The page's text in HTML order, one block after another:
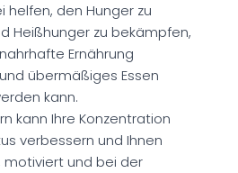
helfen, den Hunger zu
Heißhunger zu bekämpfen,
Ernährung
übermäßiges Essen
kann.
kann Ihre Konzentration
verbessern und Ihnen
motiviert und bei der